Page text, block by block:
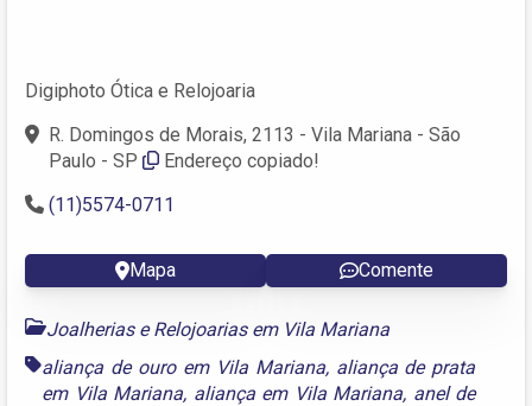
Digiphoto Ótica e Relojoaria
R. Domingos de Morais, 2113 - Vila Mariana - São
Paulo - SP
Endereço copiado!
(11)5574-0711
Mapa Comente
Joalherias e Relojoarias em Vila Mariana
aliança de ouro em Vila Mariana, aliança de prata
em Vila Mariana, aliança em Vila Mariana, anel de